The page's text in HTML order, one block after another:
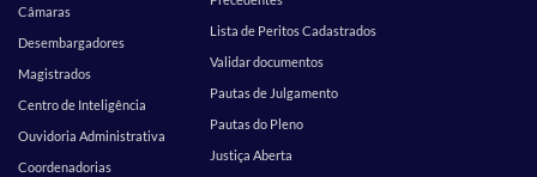
Câmaras
Desembargadores
Magistrados
Centro de Inteligência
Ouvidoria Administrativa
Coordenadorias
Lista de Peritos Cadastrados
Validar documentos
Pautas de Julgamento
Pautas do Pleno
Justiça Aberta